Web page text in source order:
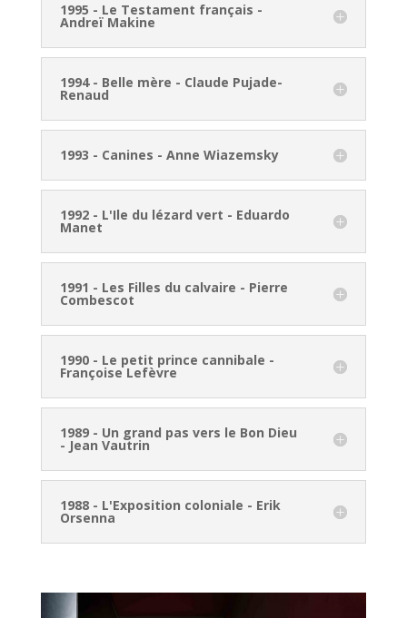
1995 - Le Testament français -
Andreï Makine
1994 - Belle mère - Claude Pujade-
Renaud
1993 - Canines - Anne Wiazemsky
1992 - L'Ile du lézard vert - Eduardo
Manet
1991 - Les Filles du calvaire - Pierre
Combescot
1990 - Le petit prince cannibale -
Françoise Lefèvre
1989 - Un grand pas vers le Bon Dieu
- Jean Vautrin
1988 - L'Exposition coloniale - Erik
Orsenna